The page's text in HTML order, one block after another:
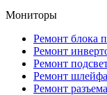
Мониторы
Ремонт блока
Ремонт
Ремонт
Ремонт шлейфа
Ремонт